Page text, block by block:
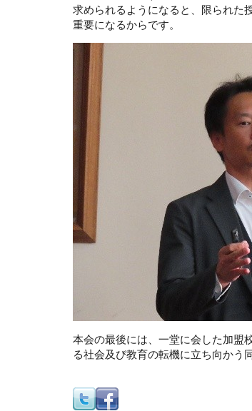
求められるようになると、限られた
重要になるからです。
本会の最後には、一堂に会した加盟
る社会及び教育の転機に立ち向かう